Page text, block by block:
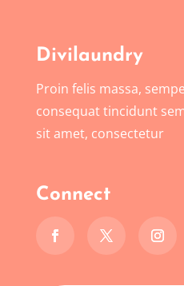
Divilaundry
Proin felis massa,
consequat tincidunt
sit amet, consectetur
Connect